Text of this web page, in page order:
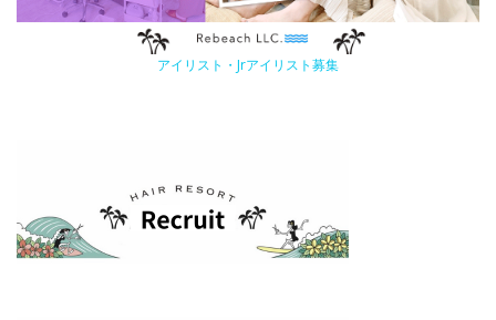
アイリスト・Jrアイリスト募集